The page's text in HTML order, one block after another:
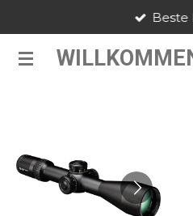
springen
Beste